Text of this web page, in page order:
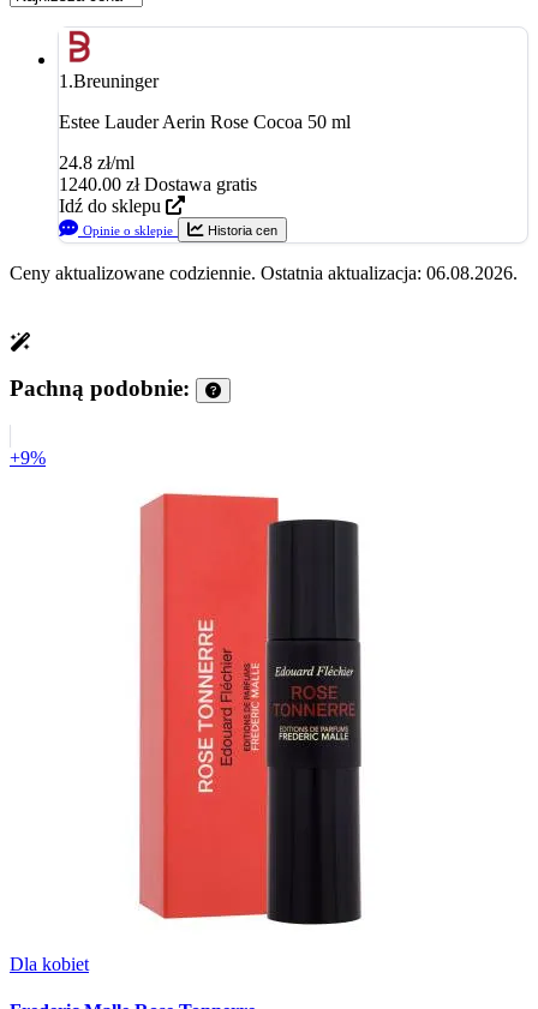
1.Breuninger
Estee Lauder Aerin Rose Cocoa 50 ml
24.8 zł/ml
1240.00 zł Dostawa gratis
Idź do sklepu
Opinie o sklepie Historia cen
Ceny aktualizowane codziennie. Ostatnia aktualizacja: 06.08.2026.
Pachną podobnie:
+9%
Dla kobiet